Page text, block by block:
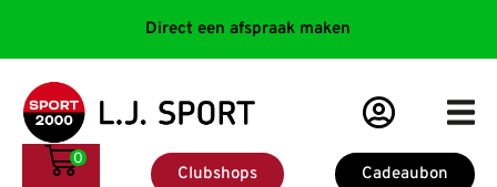
Direct een afspraak maken
Cadeaubon
Clubshops
0